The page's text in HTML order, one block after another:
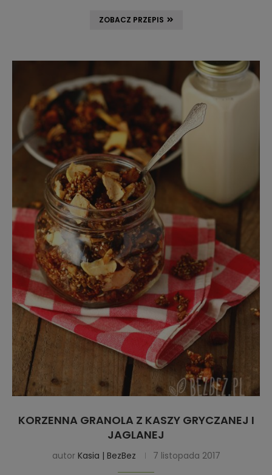
ZOBACZ PRZEPIS
KORZENNA GRANOLA Z KASZY GRYCZANEJ I
JAGLANEJ
autor Kasia | BezBez 7 listopada 2017